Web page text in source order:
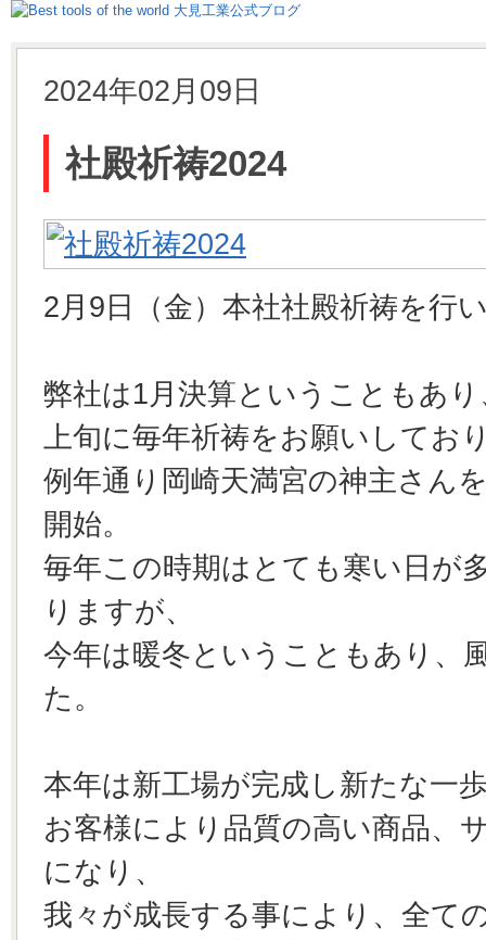
2024年02月09日
社殿祈祷2024
2月9日（金）本社社殿祈祷を行
弊社は1月決算ということもあ
上旬に毎年祈祷をお願いしてお
例年通り岡崎天満宮の神主さん
開始。
毎年この時期はとても寒い日が
りますが、
今年は暖冬ということもあり、
た。
本年は新工場が完成し新たな一
お客様により品質の高い商品、
になり、
我々が成長する事により、全て